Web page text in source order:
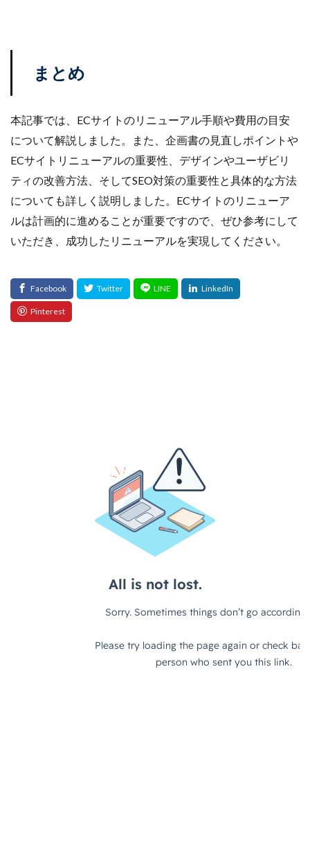
まとめ
本記事では、ECサイトのリニューアル手順や費用の目安
について解説しました。また、企画書の見直しポイントや
ECサイトリニューアルの重要性、デザインやユーザビリ
ティの改善方法、そしてSEO対策の重要性と具体的な方法
についても詳しく説明しました。ECサイトのリニューア
ルは計画的に進めることが重要ですので、ぜひ参考にして
いただき、成功したリニューアルを実現してください。